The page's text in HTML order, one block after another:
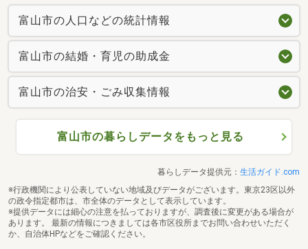
富山市の人口などの統計情報
富山市の結婚・育児の助成金
富山市の治安・ごみ収集情報
富山市の暮らしデータをもっと見る
暮らしデータ提供元： 生活ガイド.com
※行政機関により公表していない地域及びデータがございます。東京23区以外
の政令指定都市は、市全体のデータとして表示しています。
※提供データには細心の注意を払っておりますが、調査後に変更がある場合が
あります。 最新の情報につきましては各市区役所までお問い合わせいただく
か、自治体HPなどをご確認ください。